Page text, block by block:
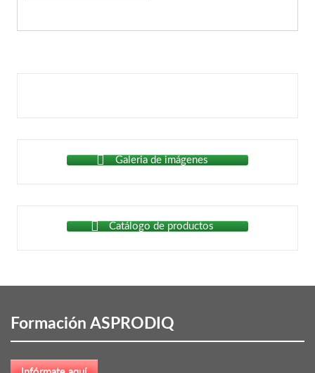
Galeria de imágenes
Catálogo de productos
Formación ASPRODIQ